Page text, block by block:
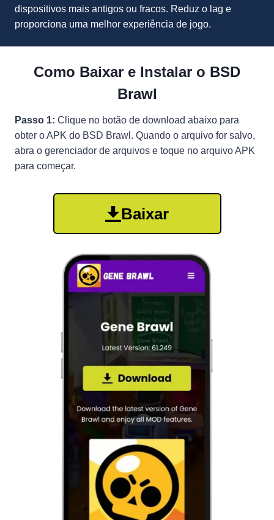
dispositivos mais antigos ou fracos. Reduz o lag e
proporciona uma melhor experiência de jogo.
Como Baixar e Instalar o BSD
Brawl
Passo 1: Clique no botão de download abaixo para
obter o APK do BSD Brawl. Quando o arquivo for salvo,
abra o gerenciador de arquivos e toque no arquivo APK
para começar.
Baixar